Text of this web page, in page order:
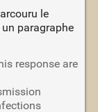
le
paragraphe
response are